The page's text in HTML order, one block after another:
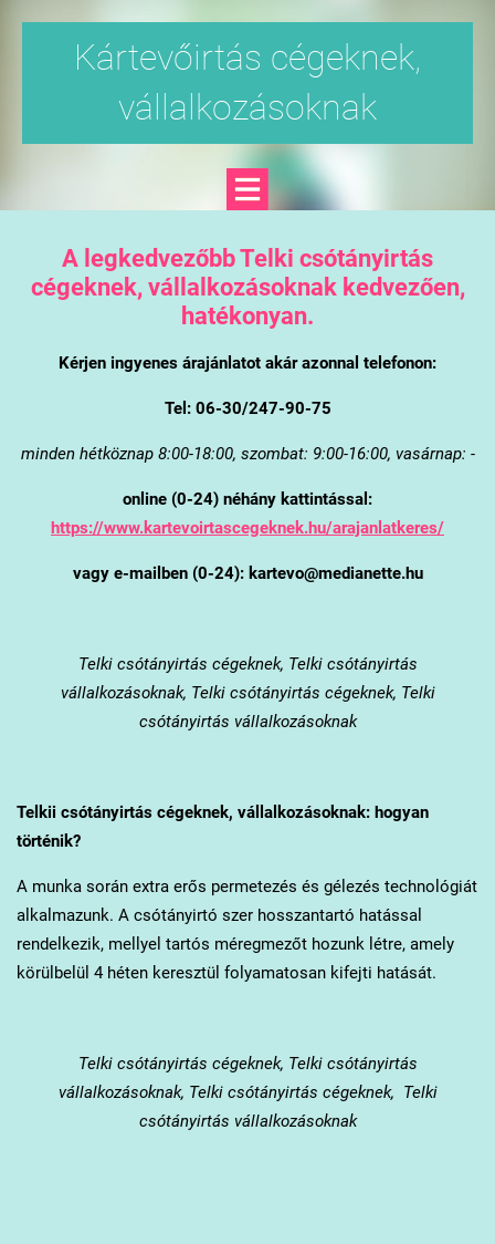
Kártevőirtás cégeknek,
vállalkozásoknak
A legkedvezőbb Telki csótányirtás
cégeknek, vállalkozásoknak kedvezően,
hatékonyan.
Kérjen ingyenes árajánlatot akár azonnal telefonon:
Tel: 06-30/247-90-75
minden hétköznap 8:00-18:00, szombat: 9:00-16:00, vasárnap: -
online (0-24) néhány kattintással:
https://www.kartevoirtascegeknek.hu/arajanlatkeres/
vagy e-mailben (0-24): kartevo@medianette.hu
Telkicsótányirtás cégeknek, Telki csótányirtás
vállalkozásoknak, Telki csótányirtás cégeknek, Telki
csótányirtás vállalkozásoknak
Telkii csótányirtás cégeknek, vállalkozásoknak: hogyan
történik?
A munka során extra erős permetezés és gélezés technológiát
alkalmazunk. A csótányirtó szer hosszantartó hatással
rendelkezik, mellyel tartós méregmezőt hozunk létre, amely
körülbelül 4 héten keresztül folyamatosan kifejti hatását.
Telkicsótányirtás cégeknek, Telki csótányirtás
vállalkozásoknak, Telki csótányirtás cégeknek, Telki
csótányirtás vállalkozásoknak